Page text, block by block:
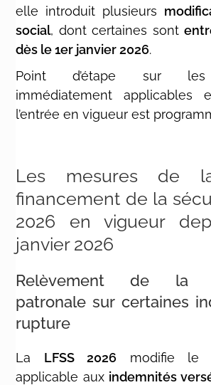
elle introduit plusieurs
social, dont certaines sont
dès le 1er janvier 2026.
Point d’étape sur les
immédiatement applicables
l’entrée en vigueur est
Les mesures de
financement de la
2026 en vigueur
janvier 2026
Relèvement de la
patronale sur certaines
rupture
La LFSS 2026 modifie le
applicable aux indemnités